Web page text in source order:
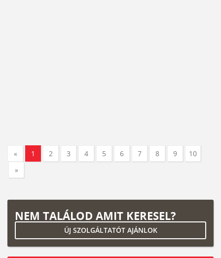
« 1 2 3 4 5 6 7 8 9
10
»
NEM TALÁLOD AMIT KERESEL?
ÚJ SZOLGÁLTATÓT AJÁNLOK